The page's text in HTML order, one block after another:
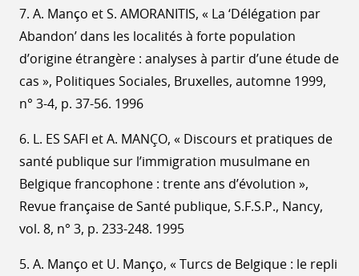
7. A. Manço et S. AMORANITIS, « La ‘Délégation par
Abandon’ dans les localités à forte population
d’origine étrangère : analyses à partir d’une étude de
cas », Politiques Sociales, Bruxelles, automne 1999,
n° 3-4, p. 37-56. 1996
6. L. ES SAFI et A. MANÇO, « Discours et pratiques de
santé publique sur l’immigration musulmane en
Belgique francophone : trente ans d’évolution »,
Revue française de Santé publique, S.F.S.P., Nancy,
vol. 8, n° 3, p. 233-248. 1995
5. A. Manço et U. Manço, « Turcs de Belgique : le repli